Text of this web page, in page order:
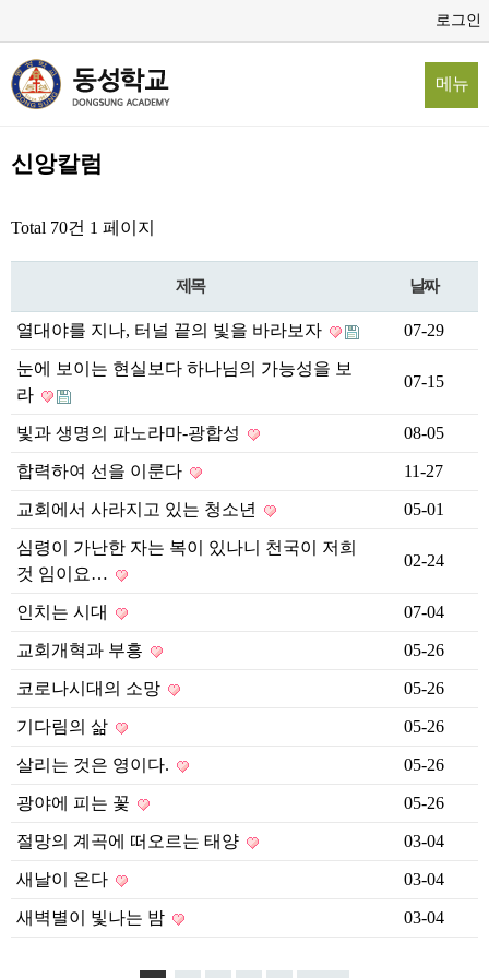
로그인
메뉴
신앙칼럼
Total 70건 1 페이지
제목 날짜
열대야를 지나, 터널 끝의 빛을 바라보자 07-29
눈에 보이는 현실보다 하나님의 가능성을 보
라
07-15
빛과 생명의 파노라마-광합성 08-05
합력하여 선을 이룬다 11-27
교회에서 사라지고 있는 청소년 05-01
심령이 가난한 자는 복이 있나니 천국이 저희
것 임이요…
02-24
인치는 시대 07-04
교회개혁과 부흥 05-26
코로나시대의 소망 05-26
기다림의 삶 05-26
살리는 것은 영이다. 05-26
광야에 피는 꽃 05-26
절망의 계곡에 떠오르는 태양 03-04
새날이 온다 03-04
새벽별이 빛나는 밤 03-04